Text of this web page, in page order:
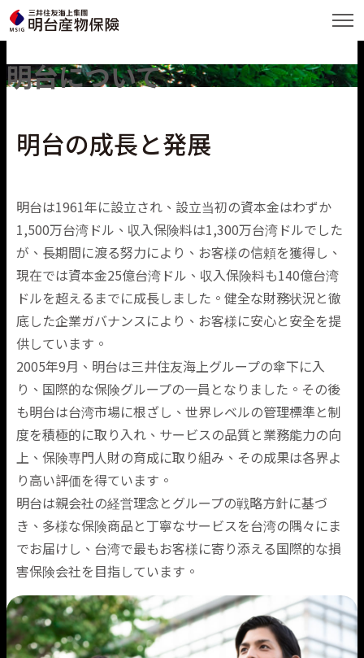
Language
繁體中文
日本語
About Us
Products and Services
Business Performance
ESG
Locations
明台について
明台の成長と発展
明台は1961年に設立され、設立当初の資本金はわずか
1,500万台湾ドル、収入保険料は1,300万台湾ドルでした
が、長期間に渡る努力により、お客様の信頼を獲得し、
現在では資本金25億台湾ドル、収入保険料も140億台湾
ドルを超えるまでに成長しました。健全な財務状況と徹
底した企業ガバナンスにより、お客様に安心と安全を提
供しています。
2005年9月、明台は三井住友海上グループの傘下に入
り、国際的な保険グループの一員となりました。その後
も明台は台湾市場に根ざし、世界レベルの管理標準と制
度を積極的に取り入れ、サービスの品質と業務能力の向
上、保険専門人財の育成に取り組み、その成果は各界よ
り高い評価を得ています。
明台は親会社の経営理念とグループの戦略方針に基づ
き、多様な保険商品と丁寧なサービスを台湾の隅々にま
でお届けし、台湾で最もお客様に寄り添える国際的な損
害保険会社を目指しています。